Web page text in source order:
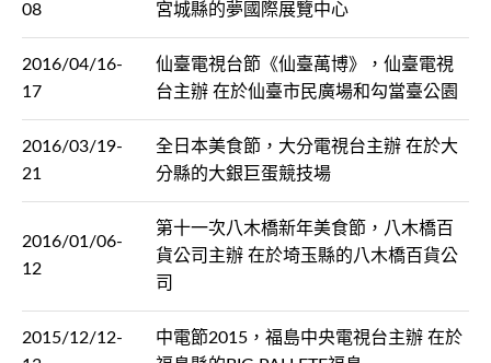
08
宮城縣的夢國際展覽中心
2016/04/16-
17
仙臺電視台節《仙臺萬博》，仙臺電視
台主辦 在於仙臺市民廣場和勾當臺公園
2016/03/19-
21
全日本美食節，大分電視台主辦 在於大
分縣的大銀巨蛋競技場
2016/01/06-
12
第十一次八木橋新年美食節，八木橋百
貨公司主辦 在於埼玉縣的八木橋百貨公
司
2015/12/12-
中電節2015，福島中央電視台主辦 在於